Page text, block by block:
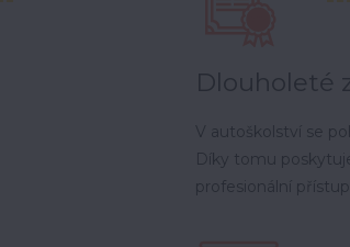
Dlouholeté
V autoškolství se
Díky tomu
profesionální přístup